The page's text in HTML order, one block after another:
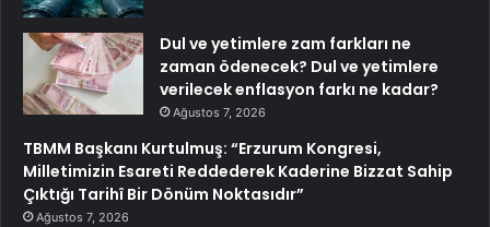
Dul ve yetimlere zam farkları ne
zaman ödenecek? Dul ve yetimlere
verilecek enflasyon farkı ne kadar?
Ağustos 7, 2026
TBMM Başkanı Kurtulmuş: “Erzurum Kongresi,
Milletimizin Esareti Reddederek Kaderine Bizzat Sahip
Çıktığı Tarihî Bir Dönüm Noktasıdır”
Ağustos 7, 2026